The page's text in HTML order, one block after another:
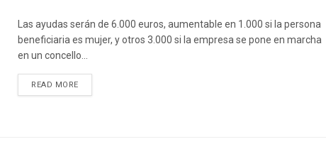
Las ayudas serán de 6.000 euros, aumentable en 1.000 si la persona
beneficiaria es mujer, y otros 3.000 si la empresa se pone en marcha
en un concello...
READ MOREDETAILS